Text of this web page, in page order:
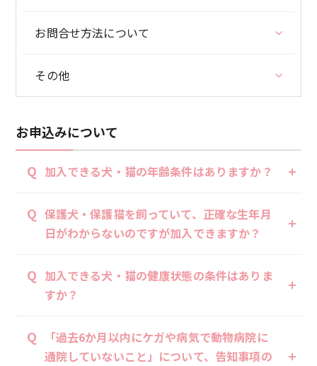
お問合せ方法について
その他
お申込みについて
Q 加入できる犬・猫の年齢条件はありますか？
Q 保護犬・保護猫を飼っていて、正確な生年月
日がわからないのですが加入できますか？
Q 加入できる犬・猫の健康状態の条件はありま
すか？
Q
「過去6か月以内にケガや病気で動物病院に
通院していないこと」について、告知事項の